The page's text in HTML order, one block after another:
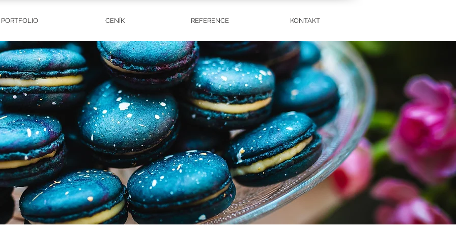
PORTFOLIO CENÍK REFERENCE KONTAKT